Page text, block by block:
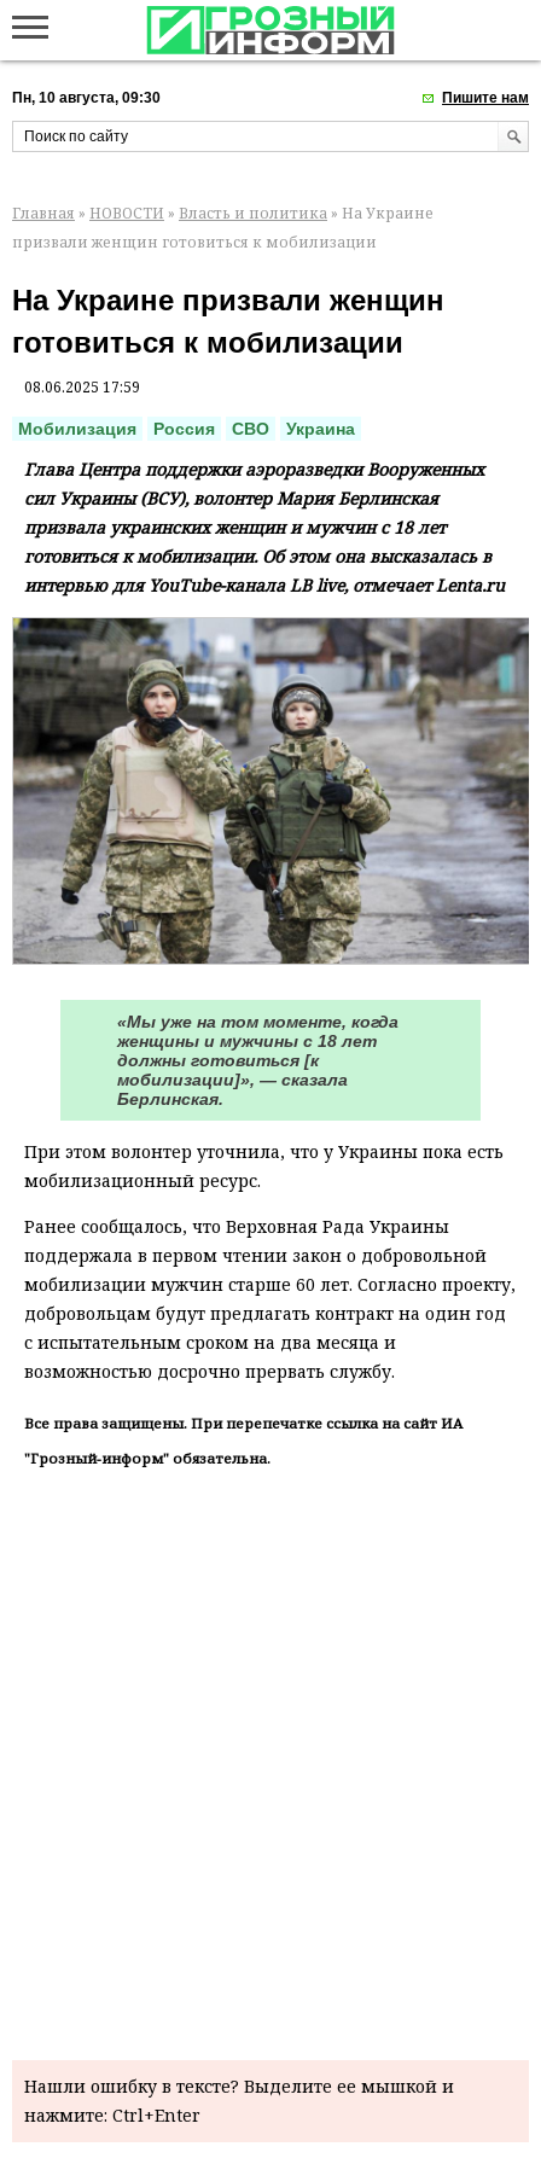
Пн, 10 августа, 09:30 Пишите нам
Главная » НОВОСТИ » Власть и политика » На Украине
призвали женщин готовиться к мобилизации
На Украине призвали женщин
готовиться к мобилизации
08.06.2025 17:59
Мобилизация Россия СВО Украина
Глава Центра поддержки аэроразведки Вооруженных
сил Украины (ВСУ), волонтер Мария Берлинская
призвала украинских женщин и мужчин с 18 лет
готовиться к мобилизации. Об этом она высказалась в
интервью для YouTubе-канала LB live, отмечает Lenta.ru
«Мы уже на том моменте, когда
женщины и мужчины с 18 лет
должны готовиться [к
мобилизации]», — сказала
Берлинская.
При этом волонтер уточнила, что у Украины пока есть
мобилизационный ресурс.
Ранее сообщалось, что Верховная Рада Украины
поддержала в первом чтении закон о добровольной
мобилизации мужчин старше 60 лет. Согласно проекту,
добровольцам будут предлагать контракт на один год
с испытательным сроком на два месяца и
возможностью досрочно прервать службу.
Все права защищены. При перепечатке ссылка на сайт ИА
"Грозный-информ" обязательна.
Нашли ошибку в тексте? Выделите ее мышкой и
нажмите: Ctrl+Enter